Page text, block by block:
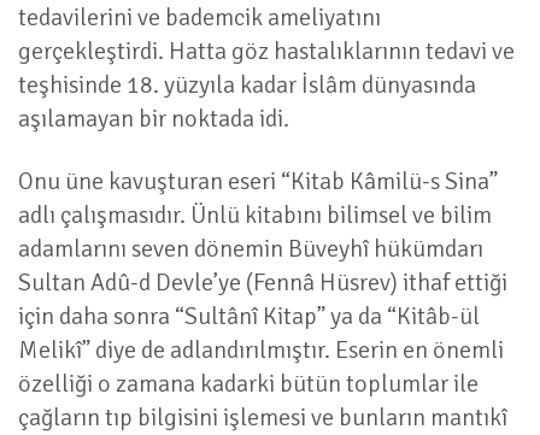
tedavilerini ve bademcik ameliyatını
gerçekleştirdi. Hatta göz hastalıklarının tedavi ve
teşhisinde 18. yüzyıla kadar İslâm dünyasında
aşılamayan bir noktada idi.
Onu üne kavuşturan eseri “Kitab Kâmilü-s Sina”
adlı çalışmasıdır. Ünlü kitabını bilimsel ve bilim
adamlarını seven dönemin Büveyhî hükümdarı
Sultan Adû-d Devle’ye (Fennâ Hüsrev) ithaf ettiği
için daha sonra “Sultânî Kitap” ya da “Kitâb-ül
Melikî” diye de adlandırılmıştır. Eserin en önemli
özelliği o zamana kadarki bütün toplumlar ile
çağların tıp bilgisini işlemesi ve bunların mantıkî